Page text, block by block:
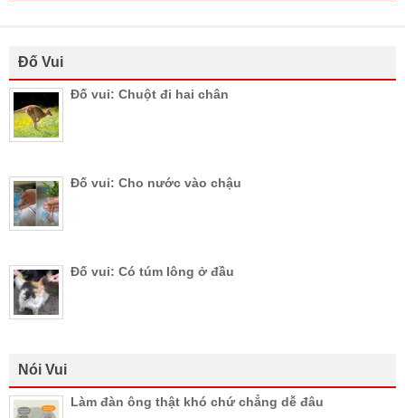
Đố Vui
Đố vui: Chuột đi hai chân
Đố vui: Cho nước vào chậu
Đố vui: Có túm lông ở đầu
Nói Vui
Làm đàn ông thật khó chứ chẳng dễ đâu